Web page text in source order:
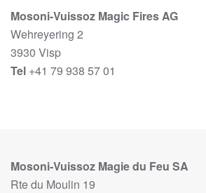
Mosoni-Vuissoz Magic Fires AG
Wehreyering 2
3930 Visp
Tel +41 79 938 57 01
Mosoni-Vuissoz Magie du Feu SA
Rte du Moulin 19